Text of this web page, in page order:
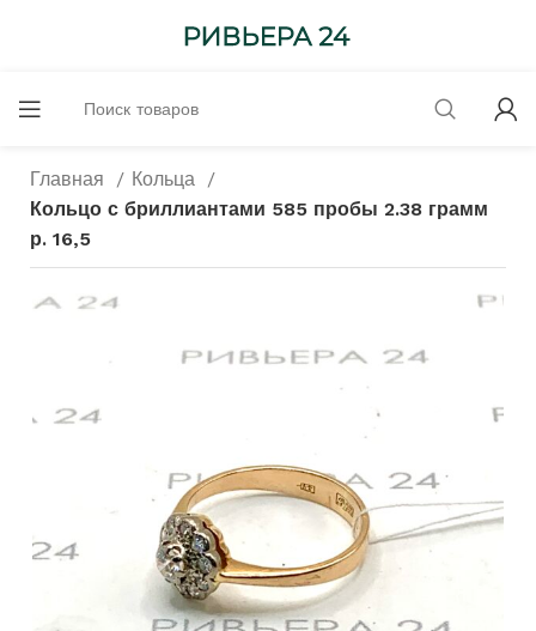
Главная
Кольца
Кольцо с бриллиантами 585 пробы 2.38 грамм
р. 16,5